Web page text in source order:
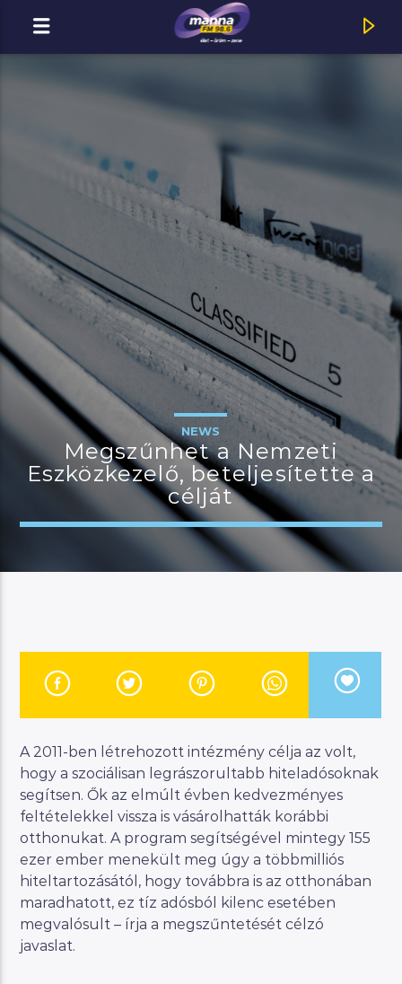
MOST ADÁSBAN
MannaFM
ManGoRise : Forgószél
JELENLEGI MŰSOR
MANNA DÉLELŐTT
Manna FM
NEWS
Megszűnhet a Nemzeti
Eszközkezelő, beteljesítette a
célját
A 2011-ben létrehozott intézmény célja az volt,
hogy a szociálisan legrászorultabb hiteladósoknak
segítsen. Ők az elmúlt évben kedvezményes
feltételekkel vissza is vásárolhatták korábbi
otthonukat. A program segítségével mintegy 155
ezer ember menekült meg úgy a többmilliós
hiteltartozásától, hogy továbbra is az otthonában
maradhatott, ez tíz adósból kilenc esetében
megvalósult – írja a megszűntetését célzó
javaslat.